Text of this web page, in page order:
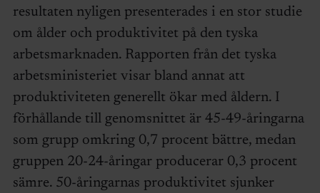
resultaten nyligen presenterades i en stor studie
om ålder och produktivitet på den tyska
arbetsmarknaden. Rapporten från det tyska
arbetsministeriet visar bland annat att
produktiviteten generellt ökar med åldern. I
förhållande till genomsnittet är 45-49-åringarna
som grupp omkring 0,7 procent bättre, medan
gruppen 20-24-åringar producerar 0,3 procent
sämre. 50-åringarnas produktivitet sjunker